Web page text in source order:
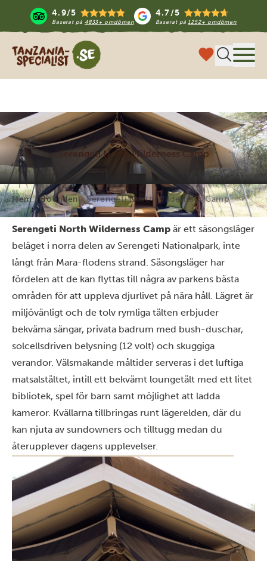
4.9/5
Baserat på 4833+ omdömen
4.7/5
Baserat på1252+ omdömen
Tanzania Specialist
Serengeti North Wilderness Camp
Hem Boenden Serengeti North Wilderness Camp
Serengeti North Wilderness Camp är ett säsongsläger
beläget i norra delen av Serengeti Nationalpark, inte
långt från Mara-flodens strand. Säsongsläger har
fördelen att de kan flyttas till några av parkens bästa
områden för att uppleva djurlivet på nära håll. Lägret är
miljövänligt och de tolv rymliga tälten erbjuder
bekväma sängar, privata badrum med bush-duschar,
solcellsdriven belysning (12 volt) och skuggiga
verandor. Välsmakande måltider serveras i det luftiga
matsalstältet, intill ett bekvämt loungetält med ett litet
bibliotek, spel för barn samt möjlighet att ladda
kameror. Kvällarna tillbringas runt lägerelden, där du
kan njuta av sundowners och tilltugg medan du
återupplever dagens upplevelser.